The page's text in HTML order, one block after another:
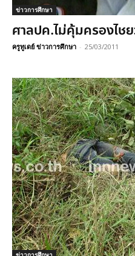
ข่าวการศึกษา
ศาลปค.ไม่คุ้มครองไ
ครูทูเดย์ ข่าวการศึกษา - 25/03/2011